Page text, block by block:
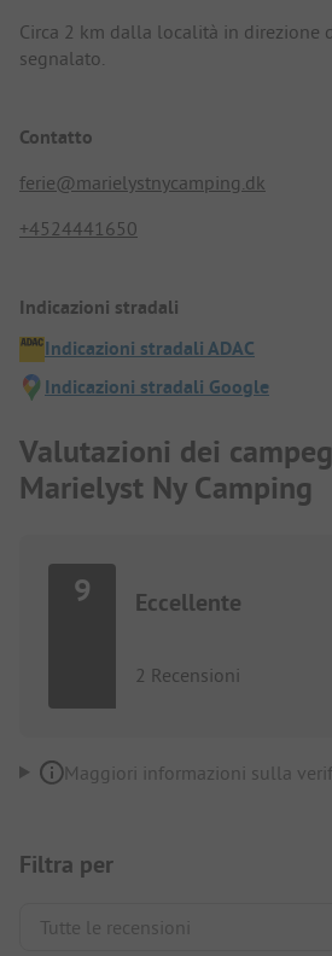
Circa 2 km dalla località in direzione
segnalato.
Contatto
ferie@marielystnycamping.dk
+4524441650
Indicazioni stradali
Indicazioni stradali ADAC
Indicazioni stradali Google
Valutazioni dei
Marielyst Ny Camping
9 Eccellente
2 Recensioni
Maggiori informazioni sulla
Filtra per